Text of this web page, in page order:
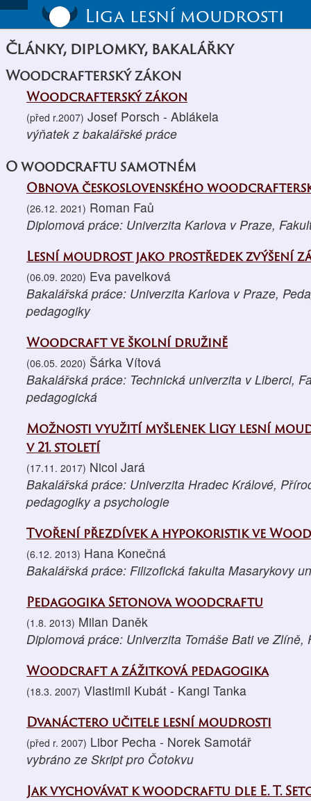
Liga lesní moudrosti
Články, diplomky, bakalářky
Woodcrafterský zákon
Woodcrafterský zákon
(před r.2007) Josef Porsch - Ablákela
výňatek z bakalářské práce
O woodcraftu samotném
Obnova československého
(26.12. 2021) Roman Faů
Diplomová práce: Univerzita Karlova v Praze,
Lesní moudrost jako prostředek zvýšení
(06.09. 2020) Eva pavelková
Bakalářská práce: Univerzita Karlova v Praze,
pedagogiky
Woodcraft ve školní družině
(06.05. 2020) Šárka Vítová
Bakalářská práce: Technická univerzita v Liberci,
pedagogická
Možnosti využití myšlenek Ligy lesní
v 21. století
(17.11. 2017) Nicol Jará
Bakalářská práce: Univerzita Hradec Králové,
pedagogiky a psychologie
Tvoření přezdívek a hypokoristik ve
(6.12. 2013) Hana Konečná
Bakalářská práce: Filizofická fakulta Masarykovy
Pedagogika Setonova woodcraftu
(1.8. 2013) Milan Daněk
Diplomová práce: Univerzita Tomáše Bati ve
Woodcraft a zážitková pedagogika
(18.3. 2007) Vlastimil Kubát - Kangi Tanka
Dvanáctero učitele lesní moudrosti
(před r. 2007) Libor Pecha - Norek Samotář
vybráno ze Skript pro Čotokvu
Jak vychovávat k woodcraftu dle E. T.